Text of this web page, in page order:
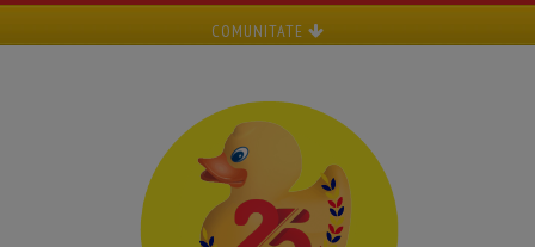
COMUNITATE